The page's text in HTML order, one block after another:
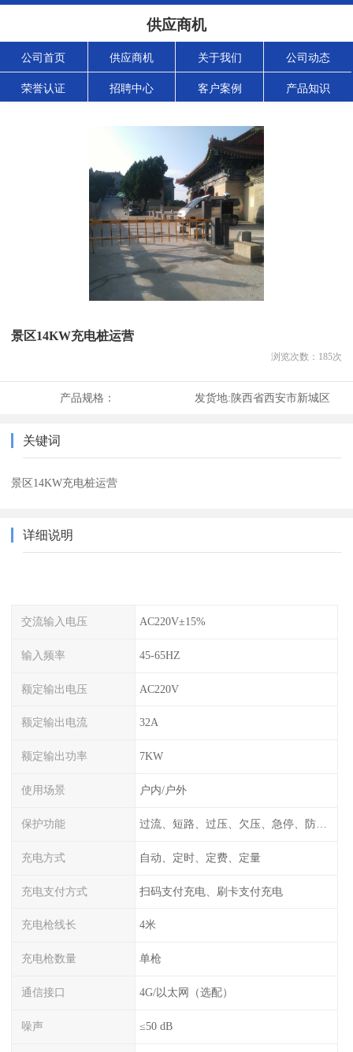
供应商机
公司首页 供应商机 关于我们 公司动态
荣誉认证 招聘中心 客户案例 产品知识
景区14KW充电桩运营
浏览次数： 185次
产品规格： 发货地:陕西省西安市新城区
关键词
景区14KW充电桩运营
详细说明
交流输入电压 AC220V±15%
输入频率 45-65HZ
额定输出电压 AC220V
额定输出电流 32A
额定输出功率 7KW
使用场景 户内/户外
保护功能 过流、短路、过压、欠压、急停、防雷、漏电保护
充电方式 自动、定时、定费、定量
充电支付方式 扫码支付充电、刷卡支付充电
充电枪线长 4米
充电枪数量 单枪
通信接口 4G/以太网（选配）
噪声 ≤50 dB